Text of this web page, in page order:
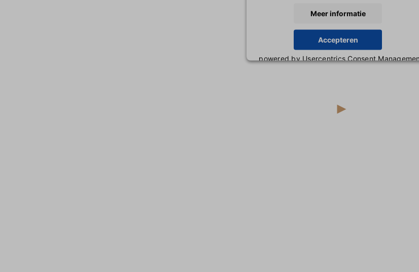
Meer informatie
Accepteren
powered by Usercentrics Consent